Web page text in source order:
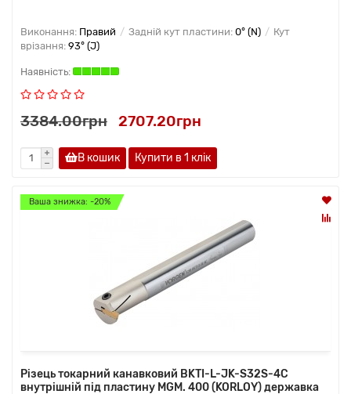
Виконання: Правий Задній кут пластини: 0° (N)
Кут
врізання: 93° (J)
3384.00грн 2707.20грн
В кошик Купити в 1 клiк
Ваша знижка: -20%
Різець токарний канавковий BKTI-L-JK-S32S-4C
внутрішній під пластину MGM. 400 (KORLOY) державка